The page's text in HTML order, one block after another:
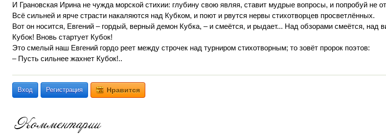
И Грановская Ирина не чужда морской стихии: глубину свою являя, ставит мудрые вопросы, и попробуй не
Всё сильней и ярче страсти накаляются над Кубком, и поют и рвутся нервы стихотворцев просветлённых.
Вот он носится, Евгений – гордый, верный демон Кубка, – и смеётся, и рыдает... Над обзорами смеётся, над
Кубок! Вновь стартует Кубок!
Это смелый наш Евгений гордо реет между строчек над турниром стихотворным; то зовёт пророк поэтов:
– Пусть сильнее жахнет Кубок!..
Вход Регистрация Нравится